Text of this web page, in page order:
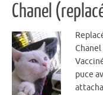
Chanel
puce